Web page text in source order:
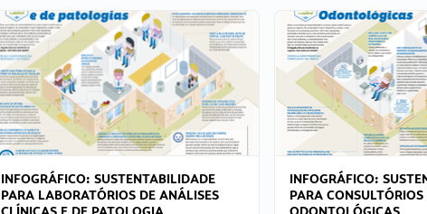
INFOGRÁFICO: SUSTENTABILIDADE
PARA LABORATÓRIOS DE ANÁLISES
INFOGRÁFICO:
PARA